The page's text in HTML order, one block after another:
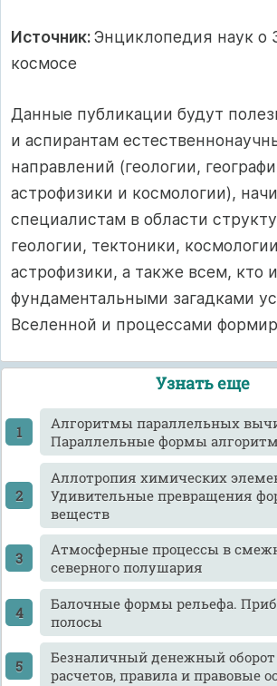
Источник:Энциклопедия наук о
космосе
Данные публикации будут
и аспирантам
направлений (геологии,
астрофизики и космологии),
специалистам в области
геологии, тектоники,
астрофизики, а также всем, кто
фундаментальными загадками
Вселенной и процессами
Узнать еще
Алгоритмы параллельных
Параллельные формы
Аллотропия химических
Удивительные превращения
веществ
Атмосферные процессы в
северного полушария
Балочные формы рельефа.
полосы
Безналичный денежный
расчетов, правила и правовые